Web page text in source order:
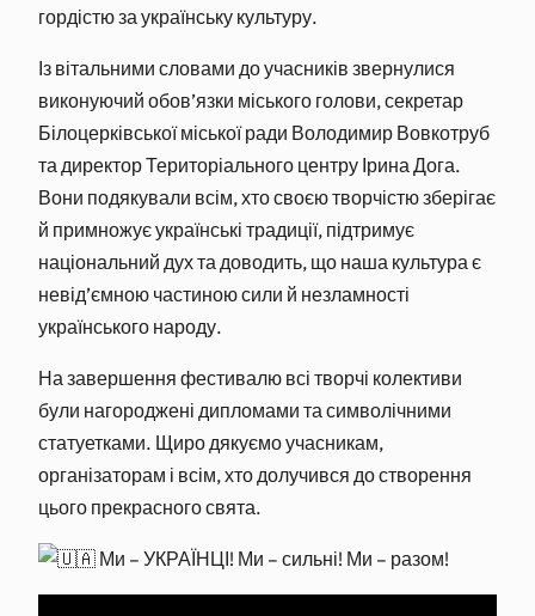
гордістю за українську культуру.
Із вітальними словами до учасників звернулися
виконуючий обов’язки міського голови, секретар
Білоцерківської міської ради Володимир Вовкотруб
та директор Територіального центру Ірина Дога.
Вони подякували всім, хто своєю творчістю зберігає
й примножує українські традиції, підтримує
національний дух та доводить, що наша культура є
невід’ємною частиною сили й незламності
українського народу.
На завершення фестивалю всі творчі колективи
були нагороджені дипломами та символічними
статуетками. Щиро дякуємо учасникам,
організаторам і всім, хто долучився до створення
цього прекрасного свята.
Ми – УКРАЇНЦІ! Ми – сильні! Ми – разом!